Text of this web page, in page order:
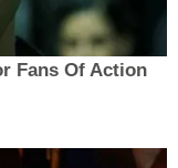
Fans Of Action